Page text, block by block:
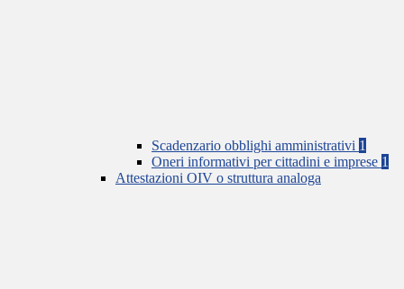
Scadenzario obblighi amministrativi 1
Oneri informativi per cittadini e imprese 1
Attestazioni OIV o struttura analoga